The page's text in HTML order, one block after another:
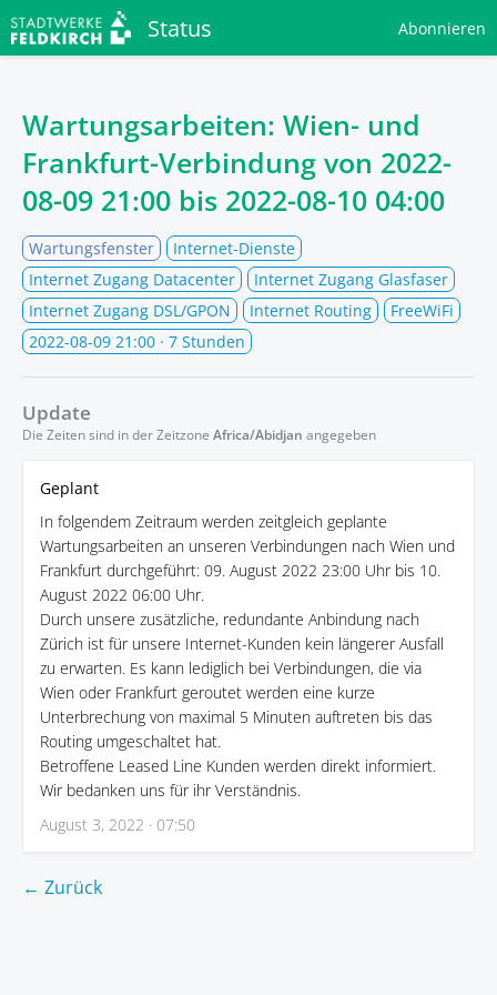
Status Abonnieren
Wartungsarbeiten: Wien- und
Frankfurt-Verbindung von 2022-
08-09 21:00 bis 2022-08-10 04:00
Wartungsfenster
Internet-Dienste
Internet Zugang Datacenter
Internet Zugang Glasfaser
Internet Zugang DSL/GPON
Internet Routing
FreeWiFi
2022-08-09 21:00 · 7 Stunden
Update
Die Zeiten sind in der Zeitzone Africa/Abidjan angegeben
Geplant
In folgendem Zeitraum werden zeitgleich geplante
Wartungsarbeiten an unseren Verbindungen nach Wien und
Frankfurt durchgeführt: 09. August 2022 23:00 Uhr bis 10.
August 2022 06:00 Uhr.
Durch unsere zusätzliche, redundante Anbindung nach
Zürich ist für unsere Internet-Kunden kein längerer Ausfall
zu erwarten. Es kann lediglich bei Verbindungen, die via
Wien oder Frankfurt geroutet werden eine kurze
Unterbrechung von maximal 5 Minuten auftreten bis das
Routing umgeschaltet hat.
Betroffene Leased Line Kunden werden direkt informiert.
Wir bedanken uns für ihr Verständnis.
August 3, 2022 · 07:50
← Zurück